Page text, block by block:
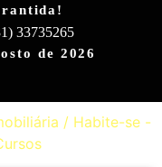
33735265
de 2026